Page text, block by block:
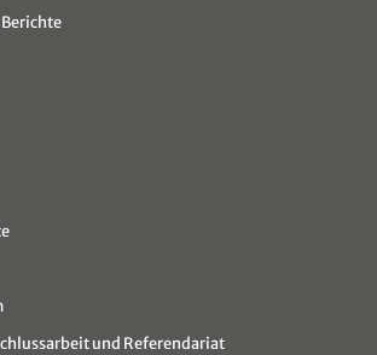
und Referendariat